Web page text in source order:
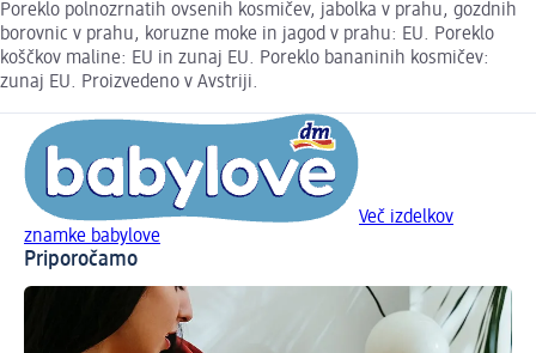
Poreklo polnozrnatih ovsenih kosmičev, jabolka v prahu, gozdnih
borovnic v prahu, koruzne moke in jagod v prahu: EU. Poreklo
koščkov maline: EU in zunaj EU. Poreklo bananinih kosmičev:
zunaj EU. Proizvedeno v Avstriji.
Več izdelkov
znamke babylove
Priporočamo